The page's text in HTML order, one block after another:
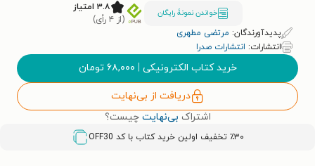
خواندن نمونۀ رایگان
۳.۸ امتیاز
(از ۴ رأی)
پدیدآورندگان: مرتضی مطهری
انتشارات: انتشارات صدرا
خرید کتاب الکترونیکی | ۶۸,۰۰۰ تومان
دریافت از بی‌نهایت
اشتراک بی‌نهایت چیست؟
٪۳۰ تخفیف اولین خرید کتاب با کد OFF30